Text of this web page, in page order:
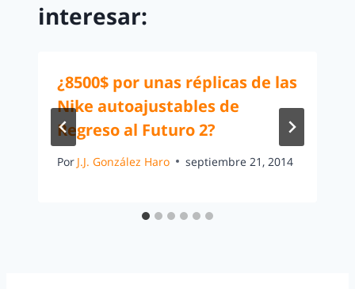
interesar:
¿8500$ por unas réplicas de las
Nike autoajustables de
Regreso al Futuro 2?
Por J.J. González Haro septiembre 21, 2014